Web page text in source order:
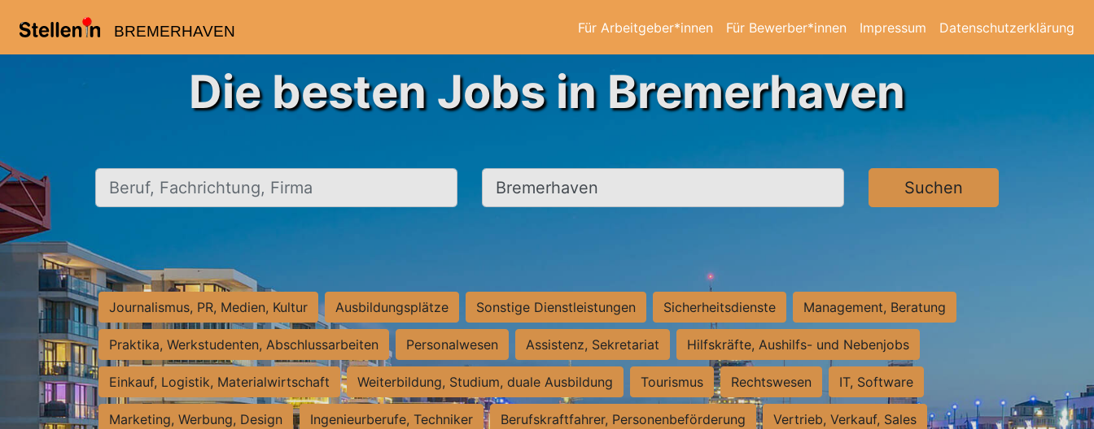
BREMERHAVEN Für Arbeitgeber*innen Für Bewerber*innen Impressum Datenschutzerklärung
Die besten Jobs in Bremerhaven
Beruf, Fachrichtung, Firma Ort, Stadt Suchen
Journalismus, PR, Medien, Kultur Ausbildungsplätze Sonstige Dienstleistungen Sicherheitsdienste Management, Beratung
Praktika, Werkstudenten, Abschlussarbeiten Personalwesen Assistenz, Sekretariat Hilfskräfte, Aushilfs- und Nebenjobs
Einkauf, Logistik, Materialwirtschaft Weiterbildung, Studium, duale Ausbildung Tourismus Rechtswesen IT, Software
Marketing, Werbung, Design Ingenieurberufe, Techniker Berufskraftfahrer, Personenbeförderung Vertrieb, Verkauf, Sales